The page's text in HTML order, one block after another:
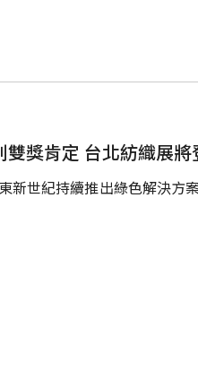
獎肯定 台北紡織展將
新世紀持續推出綠色解決方